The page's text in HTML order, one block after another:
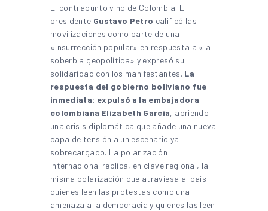
El contrapunto vino de Colombia. El
presidente Gustavo Petro calificó las
movilizaciones como parte de una
«insurrección popular» en respuesta a «la
soberbia geopolítica» y expresó su
solidaridad con los manifestantes. La
respuesta del gobierno boliviano fue
inmediata: expulsó a la embajadora
colombiana Elizabeth García, abriendo
una crisis diplomática que añade una nueva
capa de tensión a un escenario ya
sobrecargado. La polarización
internacional replica, en clave regional, la
misma polarización que atraviesa al país:
quienes leen las protestas como una
amenaza a la democracia y quienes las leen